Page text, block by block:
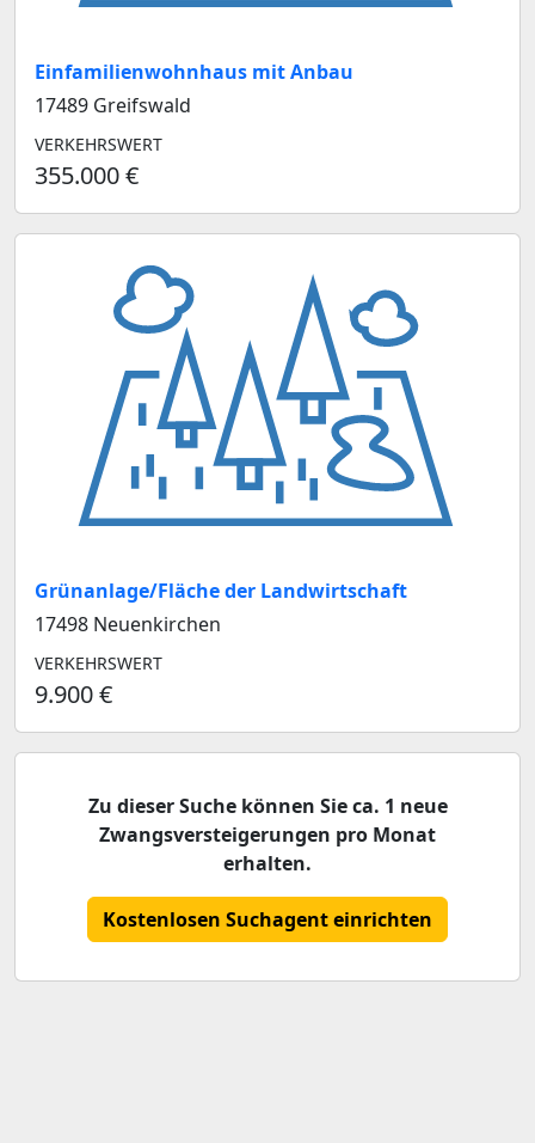
Einfamilienwohnhaus mit Anbau
17489 Greifswald
VERKEHRSWERT
355.000 €
Grünanlage/Fläche der Landwirtschaft
17498 Neuenkirchen
VERKEHRSWERT
9.900 €
Zu dieser Suche können Sie ca. 1 neue
Zwangsversteigerungen pro Monat
erhalten.
Kostenlosen Suchagent einrichten